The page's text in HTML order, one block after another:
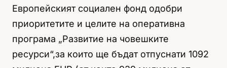
Европейският социален фонд одобри
приоритетите и целите на оперативна
програма „Развитие на човешките
ресурси“,за които ще бъдат отпуснати 1092